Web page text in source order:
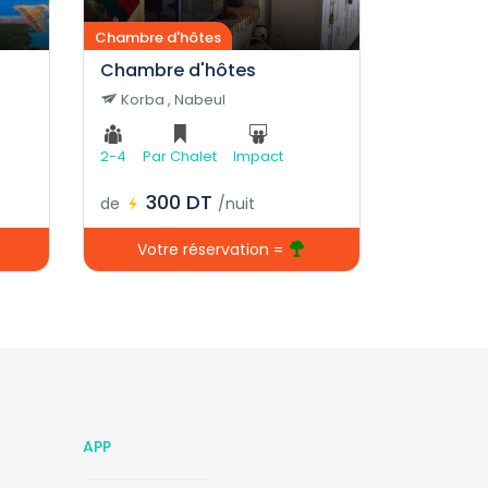
Chambre d'hôtes
Chambre d'hôtes
Korba , Nabeul
2-4 Par Chalet Impact
de 300 DT /nuit
Votre réservation =
APP